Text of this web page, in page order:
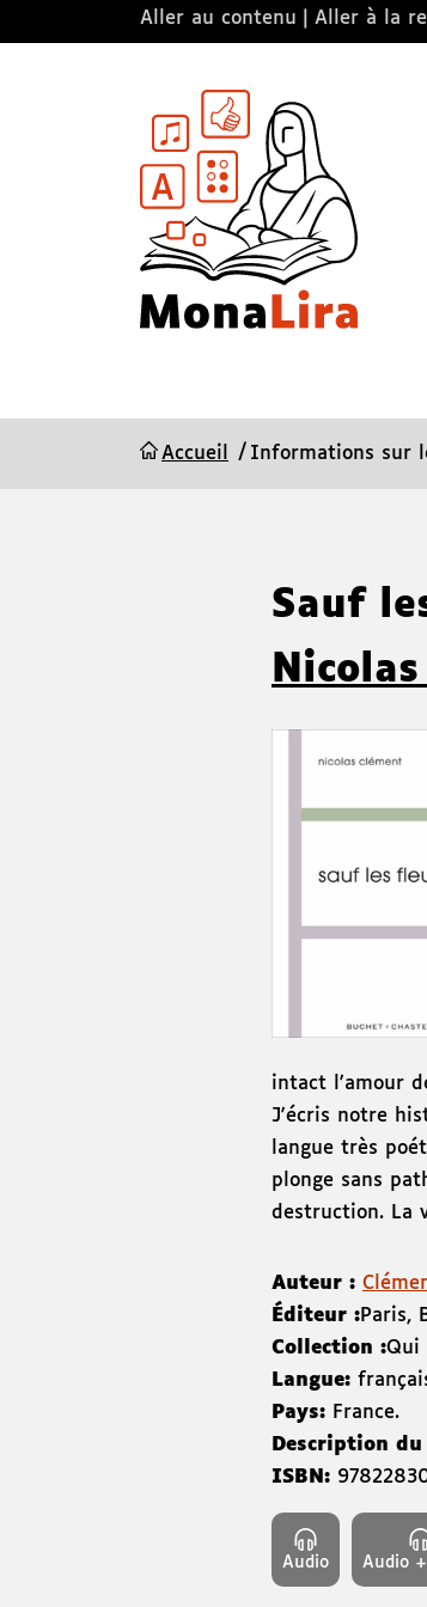
Aller au contenu Aller à la
Accueil Informations sur
Sauf
intact l'amour
J'écris notre
langue très
plonge sans
destruction. La
Auteur :
Éditeur :Paris,
Collection :Qui
Langue:
Pays: France.
Description
ISBN:
Audio Audio